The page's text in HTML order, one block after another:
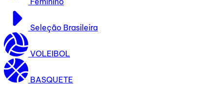
Seleção Brasileira
VOLEIBOL
BASQUETE